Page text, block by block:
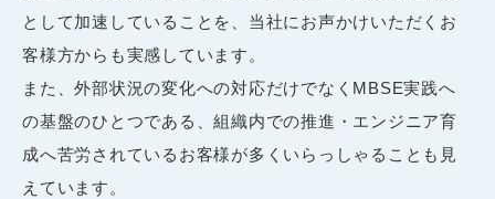
として加速していることを、当社にお声かけいただくお
客様方からも実感しています。
また、外部状況の変化への対応だけでなくMBSE実践へ
の基盤のひとつである、組織内での推進・エンジニア育
成へ苦労されているお客様が多くいらっしゃることも見
えています。